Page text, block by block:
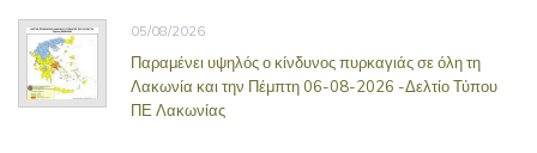
05/08/2026
Παραμένει υψηλός ο κίνδυνος πυρκαγιάς σε όλη τη
Λακωνία και την Πέμπτη 06-08-2026 -Δελτίο Τύπου
ΠΕ Λακωνίας